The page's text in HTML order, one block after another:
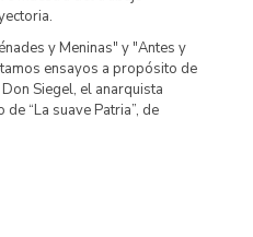
y Meninas" y "Antes y
ensayos a propósito de
Siegel, el anarquista
“La suave Patria”, de